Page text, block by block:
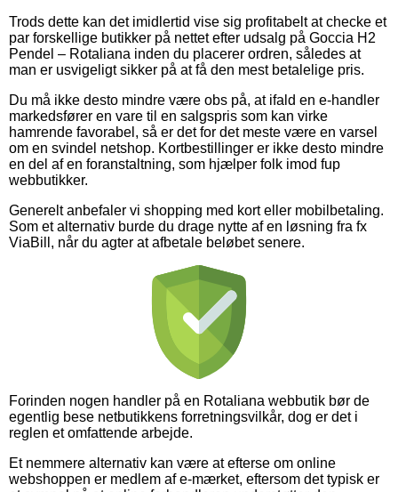
Trods dette kan det imidlertid vise sig profitabelt at checke et
par forskellige butikker på nettet efter udsalg på Goccia H2
Pendel – Rotaliana inden du placerer ordren, således at
man er usvigeligt sikker på at få den mest betalelige pris.
Du må ikke desto mindre være obs på, at ifald en e-handler
markedsfører en vare til en salgspris som kan virke
hamrende favorabel, så er det for det meste være en varsel
om en svindel netshop. Kortbestillinger er ikke desto mindre
en del af en foranstaltning, som hjælper folk imod fup
webbutikker.
Generelt anbefaler vi shopping med kort eller mobilbetaling.
Som et alternativ burde du drage nytte af en løsning fra fx
ViaBill, når du agter at afbetale beløbet senere.
Forinden nogen handler på en Rotaliana webbutik bør de
egentlig bese netbutikkens forretningsvilkår, dog er det i
reglen et omfattende arbejde.
Et nemmere alternativ kan være at efterse om online
webshoppen er medlem af e-mærket, eftersom det typisk er